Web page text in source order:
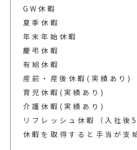
GW休暇
夏季休暇
年末年始休暇
慶弔休暇
有給休暇
産前・産後休暇(実績あり)
育児休暇(実績あり)
介護休暇(実績あり)
リフレッシュ休暇（入社後
休暇を取得すると手当が支